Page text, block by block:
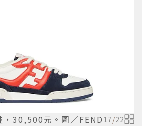
30,500元。圖／FEND 17/22